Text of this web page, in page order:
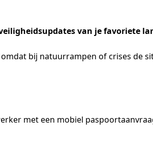
van je favoriete
bij natuurrampen of crises de
met een mobiel